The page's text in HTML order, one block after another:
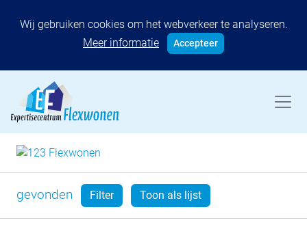
Wij gebruiken cookies om het webverkeer te analyseren.
Meer informatie
Accepteer
gevonden Filter Toon als lijst